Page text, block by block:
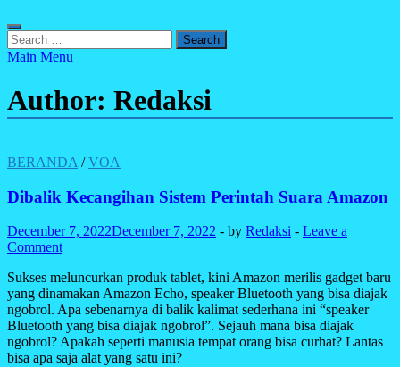
Search
for:
Main Menu
Author: Redaksi
BERANDA /VOA
Dibalik Kecangihan Sistem Perintah Suara Amazon
December 7, 2022December 7, 2022 - by Redaksi - Leave a
Comment
Sukses meluncurkan produk tablet, kini Amazon merilis gadget baru
yang dinamakan Amazon Echo, speaker Bluetooth yang bisa diajak
ngobrol. Apa sebenarnya di balik kalimat sederhana ini “speaker
Bluetooth yang bisa diajak ngobrol”. Sejauh mana bisa diajak
ngobrol? Apakah seperti manusia tempat orang bisa curhat? Lantas
bisa apa saja alat yang satu ini?